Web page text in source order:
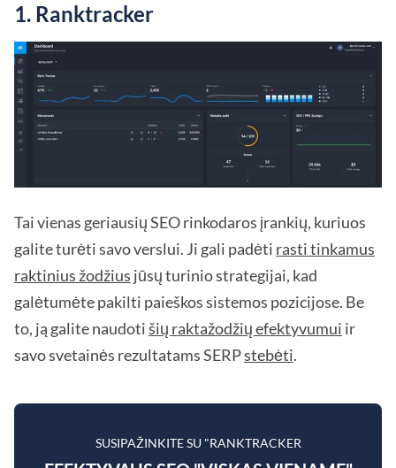
1. Ranktracker
Tai vienas geriausių SEO rinkodaros įrankių, kuriuos
galite turėti savo verslui. Ji gali padėti rasti tinkamus
raktinius žodžius jūsų turinio strategijai, kad
galėtumėte pakilti paieškos sistemos pozicijose. Be
to, ją galite naudotišių raktažodžių efektyvumui ir
savo svetainės rezultatams SERPstebėti.
SUSIPAŽINKITE SU "RANKTRACKER